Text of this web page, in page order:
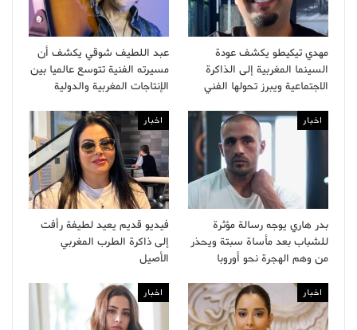
مهدي تيكيطو يكشف عودة
السينما المغربية إلى الذاكرة
الاجتماعية ويبرز تحولها الفني
عبد اللطيف شوقي يكشف أن
مسيرته الفنية تتوسع عالميا بين
الإنتاجات المغربية والدولية
اخبار
بدر هاري يوجه رسالة مؤثرة
للشباب بعد مأساة سبتة ويحذر
من وهم الهجرة نحو أوروبا
اخبار
فيديو قديم يعيد لطيفة رأفت
إلى ذاكرة الطرب المغربي
الأصيل
اخبار اخبار